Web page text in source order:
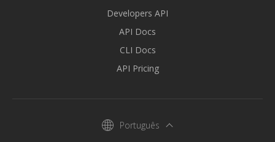
Developers API
API Docs
CLI Docs
API Pricing
Português